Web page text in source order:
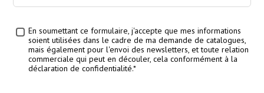
Traitement des données *
En soumettant ce formulaire, j'accepte que mes informations
soient utilisées dans le cadre de ma demande de catalogues,
mais également pour l'envoi des newsletters, et toute relation
commerciale qui peut en découler, cela conformément à la
déclaration de confidentialité.*